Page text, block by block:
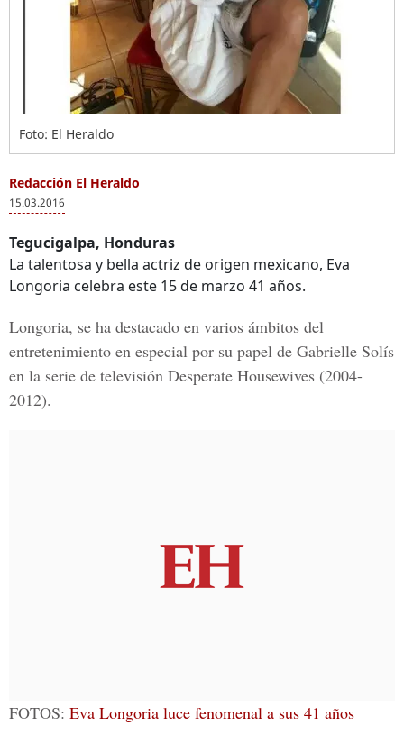
Foto: El Heraldo
Redacción El Heraldo
15.03.2016
Tegucigalpa, Honduras
La talentosa y bella actriz de origen mexicano, Eva
Longoria celebra este 15 de marzo 41 años.
Longoria, se ha destacado en varios ámbitos del
entretenimiento en especial por su papel de Gabrielle Solís
en la serie de televisión Desperate Housewives (2004-
2012).
FOTOS: Eva Longoria luce fenomenal a sus 41 años